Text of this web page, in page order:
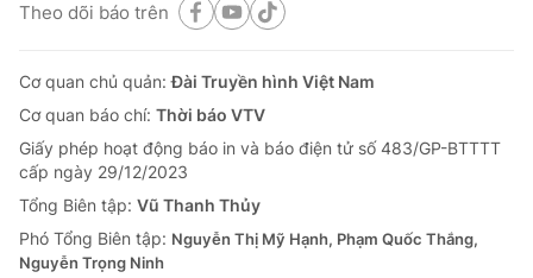
Theo dõi báo trên
Cơ quan chủ quản:Đài Truyền hình Việt Nam
Cơ quan báo chí: Thời báo VTV
Giấy phép hoạt động báo in và báo điện tử số 483/GP-BTTTT
cấp ngày 29/12/2023
Tổng Biên tập: Vũ Thanh Thủy
Phó Tổng Biên tập: Nguyễn Thị Mỹ Hạnh, Phạm Quốc Thắng,
Nguyễn Trọng Ninh